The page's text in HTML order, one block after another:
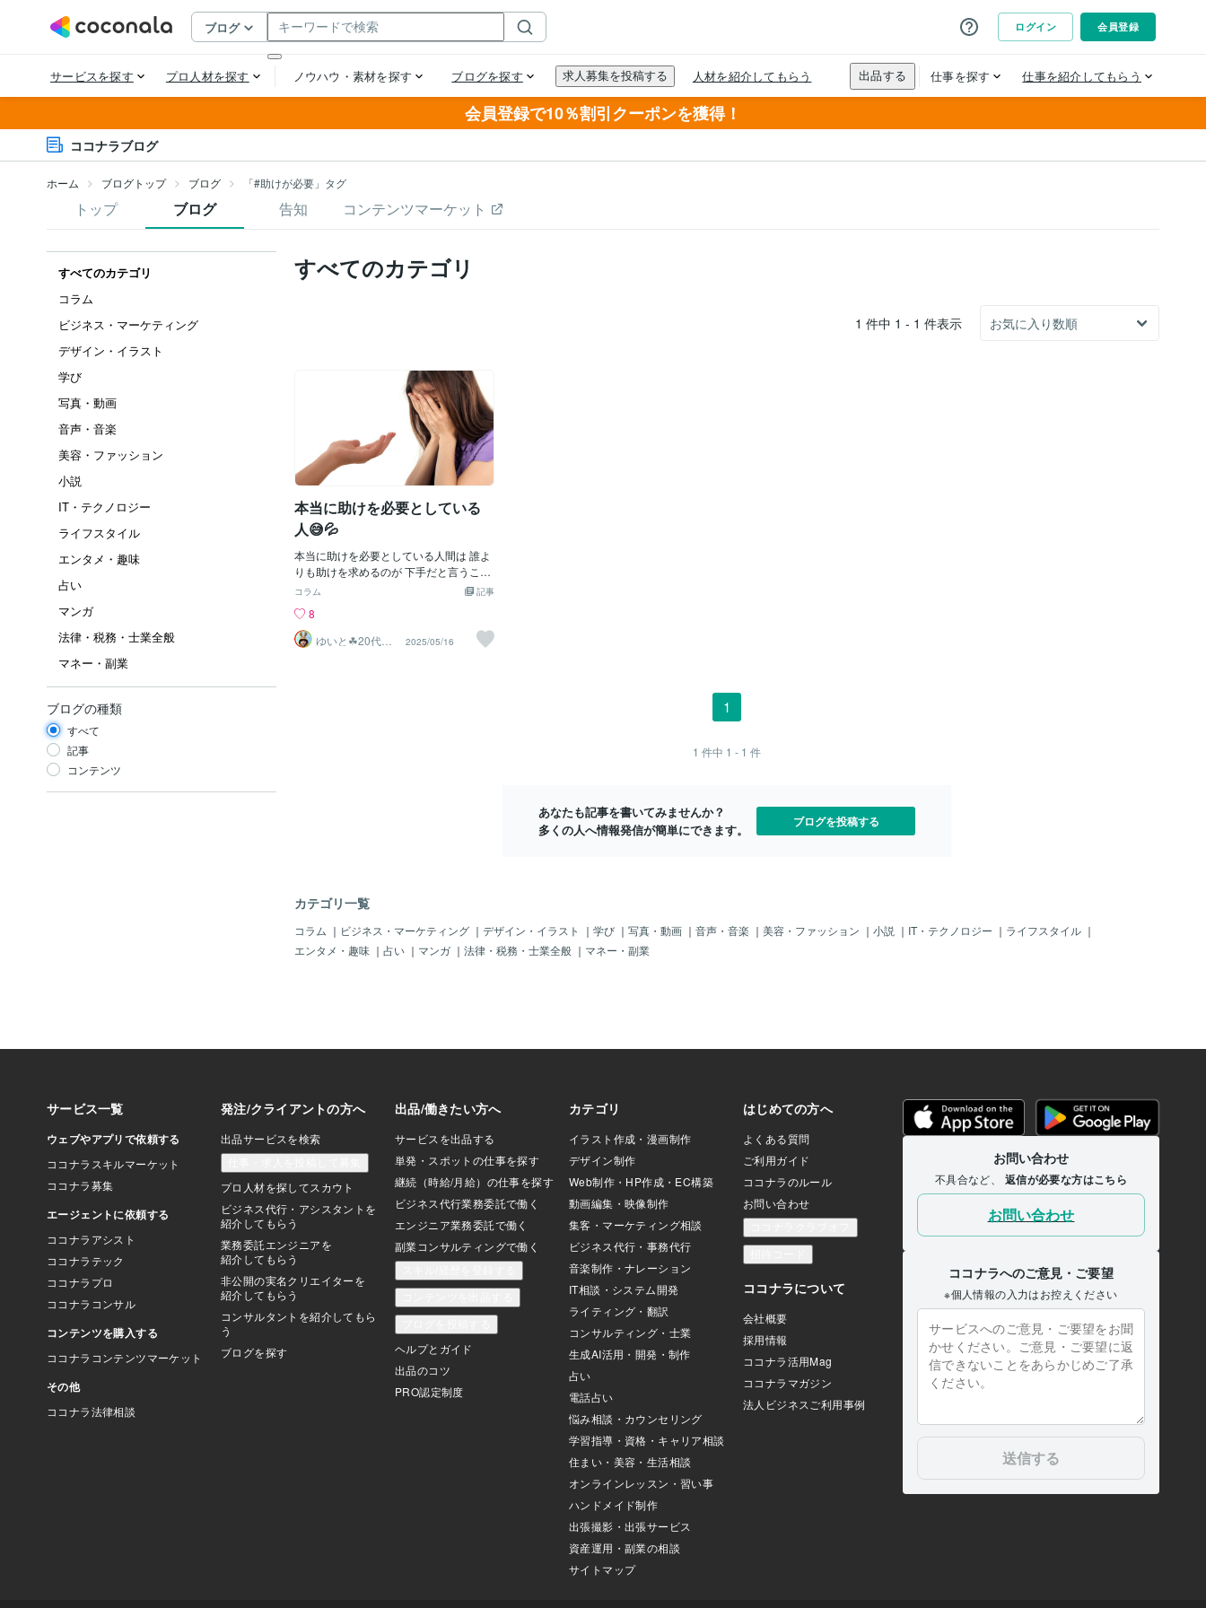
会員登録で10％割引クーポンを獲得！
ココナラブログ
ホーム ブログトップ ブログ 「#助けが必要」タグ
トップ ブログ 告知 コンテンツマーケット
すべてのカテゴリ
コラム
ビジネス・マーケティング
デザイン・イラスト
学び
写真・動画
音声・音楽
美容・ファッション
小説
IT・テクノロジー
ライフスタイル
エンタメ・趣味
占い
マンガ
法律・税務・士業全般
マネー・副業
ブログの種類
すべて
記事
コンテンツ
すべてのカテゴリ
1 件中 1 - 1 件表示
本当に助けを必要としている
人😅💦
本当に助けを必要としている人間は 誰よ
りも助けを求めるのが 下手だと言うこと
を言ってる人がいて確かにそうだなぁと
か？✨ いつも1人で頑張っている人 周り
の人を頼ればいいのになぁと感じてる人
それは本人もわかっていると思います✨
😊 助けを求められてからでは遅い時もあ
ります✨ なので皆さんの周りで 助けが必
要な人がいたらすぐに助けてあげてくだ
さい✨ 余計なお節介かもしれませんが 人
を助けることによって 周り回って自分が
記事
コラム
8
ゆいと☘20代✨
あなたの心の拠
2025/05/16
1
1 件中 1 - 1 件
あなたも記事を書いてみませんか？
多くの人へ情報発信が簡単にできます。
ブログを投稿する
カテゴリ一覧
コラム ｜ ビジネス・マーケティング ｜ デザイン・イラスト ｜ 学び ｜ 写真・動画 ｜ 音声・音楽 ｜ 美容・ファッション ｜ 小説 ｜ IT・テクノロジー ｜ ライフスタイル ｜
エンタメ・趣味 ｜ 占い ｜ マンガ ｜ 法律・税務・士業全般 ｜ マネー・副業